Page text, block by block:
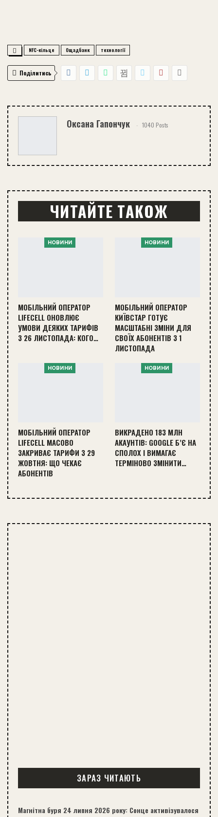
NFC-кільце Ощадбанк технології
Поділитись
Оксана Гапончук 1040 Posts
ЧИТАЙТЕ ТАКОЖ
НОВИНИ
МОБІЛЬНИЙ ОПЕРАТОР
LIFECELL ОНОВЛЮЄ
УМОВИ ДЕЯКИХ ТАРИФІВ
З 26 ЛИСТОПАДА: КОГО…
НОВИНИ
МОБІЛЬНИЙ ОПЕРАТОР
КИЇВСТАР ГОТУЄ
МАСШТАБНІ ЗМІНИ ДЛЯ
СВОЇХ АБОНЕНТІВ З 1
ЛИСТОПАДА
НОВИНИ
МОБІЛЬНИЙ ОПЕРАТОР
LIFECELL МАСОВО
ЗАКРИВАЄ ТАРИФИ З 29
ЖОВТНЯ: ЩО ЧЕКАЄ
АБОНЕНТІВ
НОВИНИ
ВИКРАДЕНО 183 МЛН
АКАУНТІВ: GOOGLE Б’Є НА
СПОЛОХ І ВИМАГАЄ
ТЕРМІНОВО ЗМІНИТИ…
ЗАРАЗ ЧИТАЮТЬ
Магнітна буря 24 липня 2026 року: Сонце активізувалося